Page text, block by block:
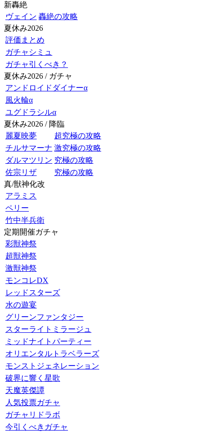
新轟絶
ヴェイン 轟絶の攻略
夏休み2026
評価まとめ
ガチャシミュ
ガチャ引くべき？
夏休み2026 / ガチャ
アンドロイドダイナーα
風火輪α
ユグドラシルα
夏休み2026 / 降臨
麗夏映夢
超究極の攻略
チルサマーナ 激究極の攻略
ダルマツリン 究極の攻略
佐宗リザ
究極の攻略
真/獣神化改
アラミス
ペリー
竹中半兵衛
定期開催ガチャ
彩獣神祭
超獣神祭
激獣神祭
モンコレDX
レッドスターズ
水の遊宴
グリーンファンタジー
スターライトミラージュ
ミッドナイトパーティー
オリエンタルトラベラーズ
モンストジェネレーション
破界に響く星歌
天魔英傑譚
人気投票ガチャ
ガチャリドラボ
今引くべきガチャ